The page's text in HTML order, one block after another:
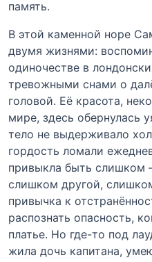
память.
В этой каменной норе
двумя жизнями:
одиночестве в
тревожными снами о
головой. Её красота,
мире, здесь обернулась
тело не выдерживало
гордость ломали
привыкла быть слишком
слишком другой,
привычка к
распознать опасность,
платье. Но где-то под
жила дочь капитана,